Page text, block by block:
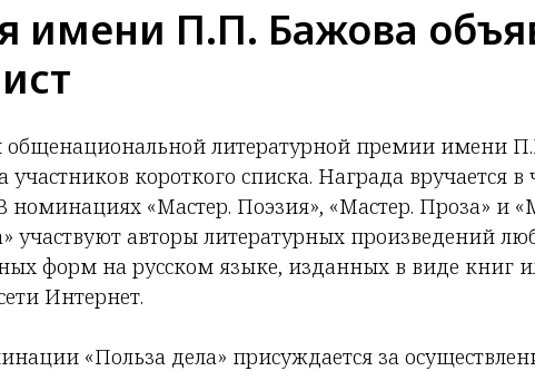
имени П.П. Бажова
общенациональной литературной премии имени
участников короткого списка. Награда вручается в
«Мастер. Поэзия», «Мастер. Проза» и
участвуют авторы литературных произведений
форм на русском языке, изданных в виде книг
Интернет.
«Польза дела» присуждается за